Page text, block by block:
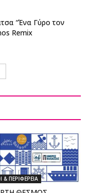
“Ένα Γύρο τον
Remix
& ΠΕΡΙΦΕΡΕΙΑ